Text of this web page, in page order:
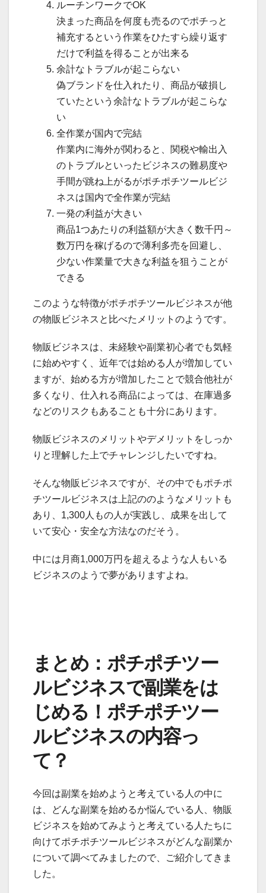
ルーチンワークでOK
決まった商品を何度も売るのでポチっと
補充するという作業をひたすら繰り返す
だけで利益を得ることが出来る
余計なトラブルが起こらない
偽ブランドを仕入れたり、商品が破損し
ていたという余計なトラブルが起こらな
い
全作業が国内で完結
作業内に海外が関わると、関税や輸出入
のトラブルといったビジネスの難易度や
手間が跳ね上がるがポチポチツールビジ
ネスは国内で全作業が完結
一発の利益が大きい
商品1つあたりの利益額が大きく数千円～
数万円を稼げるので薄利多売を回避し、
少ない作業量で大きな利益を狙うことが
できる
このような特徴がポチポチツールビジネスが他
の物販ビジネスと比べたメリットのようです。
物販ビジネスは、未経験や副業初心者でも気軽
に始めやすく、近年では始める人が増加してい
ますが、始める方が増加したことで競合他社が
多くなり、仕入れる商品によっては、在庫過多
などのリスクもあることも十分にあります。
物販ビジネスのメリットやデメリットをしっか
りと理解した上でチャレンジしたいですね。
そんな物販ビジネスですが、その中でもポチポ
チツールビジネスは上記ののようなメリットも
あり、1,300人もの人が実践し、成果を出して
いて安心・安全な方法なのだそう。
中には月商1,000万円を超えるような人もいる
ビジネスのようで夢がありますよね。
まとめ：ポチポチツー
ルビジネスで副業をは
じめる！ポチポチツー
ルビジネスの内容っ
て？
今回は副業を始めようと考えている人の中に
は、どんな副業を始めるか悩んでいる人、物販
ビジネスを始めてみようと考えている人たちに
向けてポチポチツールビジネスがどんな副業か
について調べてみましたので、ご紹介してきま
した。